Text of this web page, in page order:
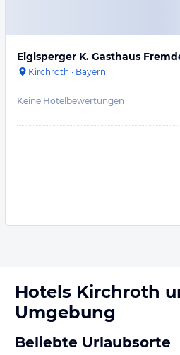
Eiglsperger K. Gasthaus
Kirchroth · Bayern
Keine Hotelbewertungen
Hotels Kirchroth
Umgebung
Beliebte Urlaubsorte